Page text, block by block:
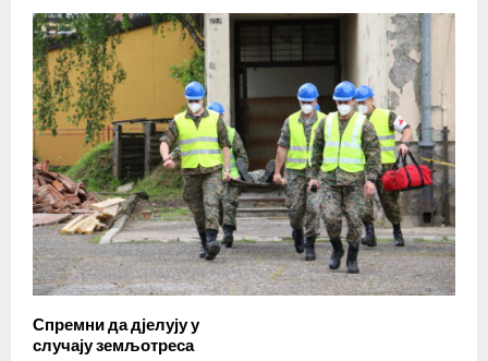
Спремни да дјелују у
случају земљотреса